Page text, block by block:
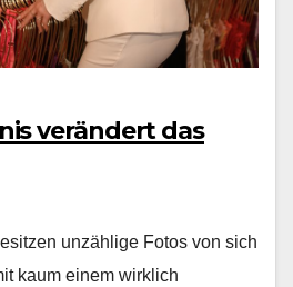
verändert das
unzäh­lige Fotos von sich
kaum einem wirk­lich